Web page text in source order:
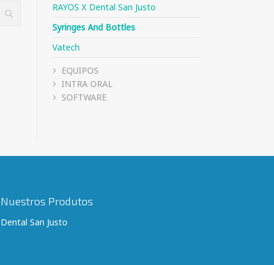
RAYOS X Dental San Justo
Syringes And Bottles
Vatech
EQUIPOS
INTRA ORAL
SOFTWARE
Nuestros Produtos
Dental San Justo